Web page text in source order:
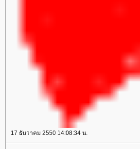
17 ธันวาคม 2550 14:08:34 น.